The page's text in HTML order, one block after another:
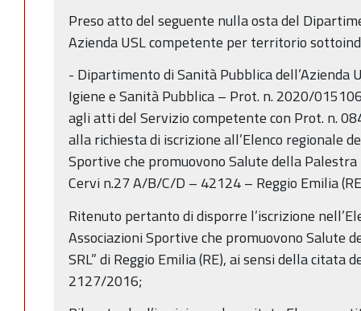
Preso atto del seguente nulla osta del
Azienda USL competente per territorio
- Dipartimento di Sanità Pubblica dell’Azienda
Igiene e Sanità Pubblica – Prot. n. 2020/
agli atti del Servizio competente con Prot. n.
alla richiesta di iscrizione all’Elenco regionale
Sportive che promuovono Salute della Palestra
Cervi n.27 A/B/C/D – 42124 – Reggio Emilia
Ritenuto pertanto di disporre l’iscrizione
Associazioni Sportive che promuovono Salute
SRL” di Reggio Emilia (RE), ai sensi della citata
2127/2016;